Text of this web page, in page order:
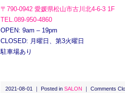
〒790-0942 愛媛県松山市古川北4-6-3 1F
TEL.089-950-4860
OPEN: 9am – 19pm
CLOSED: 月曜日、第3火曜日
駐車場あり
2021-08-01 ｜ Posted in SALON Comments